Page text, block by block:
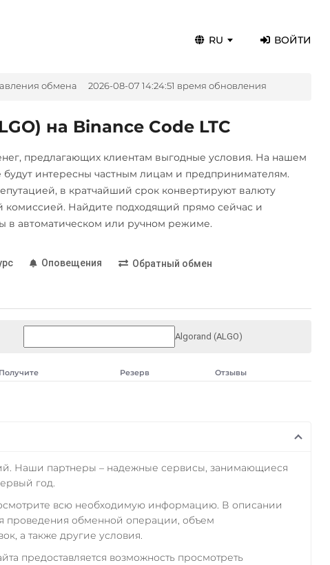
RU ВОЙТИ
обмена 2026-08-07 14:24:51 время обновления
на Binance Code LTC
предлагающих клиентам выгодные условия. На нашем
интересны частным лицам и предпринимателям.
в кратчайший срок конвертируют валюту
Найдите подходящий прямо сейчас и
в автоматическом или ручном режиме.
Оповещения Обратный обмен
Algorand (ALGO)
Получите Резерв Отзывы
Наши партнеры – надежные сервисы, занимающиеся
год.
всю необходимую информацию. В описании
проведения обменной операции, объем
а также другие условия.
предоставляется возможность просмотреть